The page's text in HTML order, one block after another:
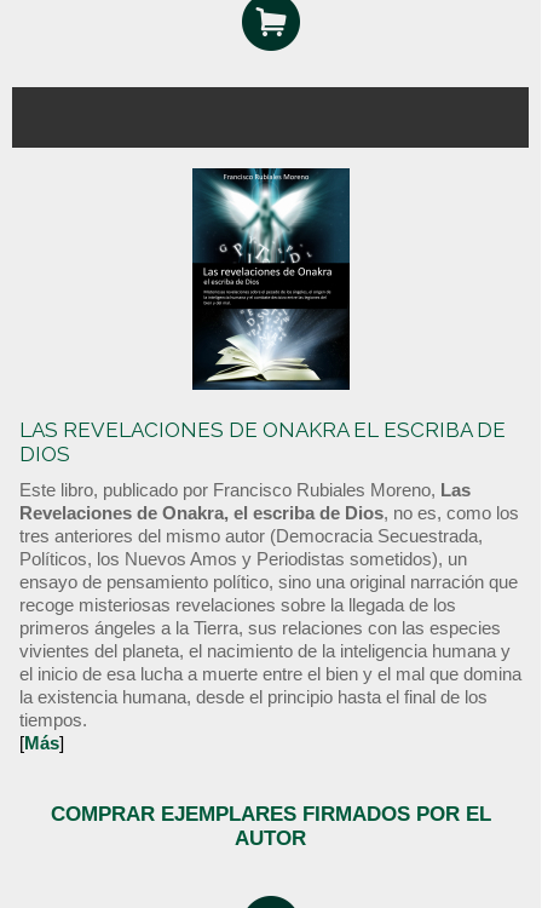
LAS REVELACIONES DE ONAKRA EL ESCRIBA DE
DIOS
Este libro, publicado por Francisco Rubiales Moreno, Las
Revelaciones de Onakra, el escriba de Dios, no es, como los
tres anteriores del mismo autor (Democracia Secuestrada,
Políticos, los Nuevos Amos y Periodistas sometidos), un
ensayo de pensamiento político, sino una original narración que
recoge misteriosas revelaciones sobre la llegada de los
primeros ángeles a la Tierra, sus relaciones con las especies
vivientes del planeta, el nacimiento de la inteligencia humana y
el inicio de esa lucha a muerte entre el bien y el mal que domina
la existencia humana, desde el principio hasta el final de los
tiempos.
[Más]
COMPRAR EJEMPLARES FIRMADOS POR EL
AUTOR